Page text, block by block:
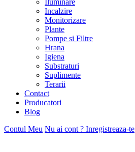
Iluminare
Incalzire
Monitorizare
Plante
Pompe si Filtre
Hrana
Igiena
Substraturi
Suplimente
Terarii
Contact
Producatori
Blog
Contul Meu Nu ai cont ? Inregistreaza-te